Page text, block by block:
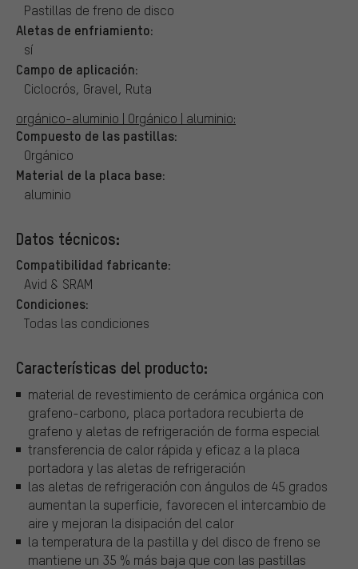
Pastillas de freno de disco
Aletas de enfriamiento:
sí
Campo de aplicación:
Ciclocrós, Gravel, Ruta
orgánico-aluminio | Orgánico | aluminio:
Compuesto de las pastillas:
Orgánico
Material de la placa base:
aluminio
Datos técnicos:
Compatibilidad fabricante:
Avid & SRAM
Condiciones:
Todas las condiciones
Características del producto:
material de revestimiento de cerámica orgánica con
grafeno-carbono, placa portadora recubierta de
grafeno y aletas de refrigeración de forma especial
transferencia de calor rápida y eficaz a la placa
portadora y las aletas de refrigeración
las aletas de refrigeración con ángulos de 45 grados
aumentan la superficie, favorecen el intercambio de
aire y mejoran la disipación del calor
la temperatura de la pastilla y del disco de freno se
mantiene un 35 % más baja que con las pastillas